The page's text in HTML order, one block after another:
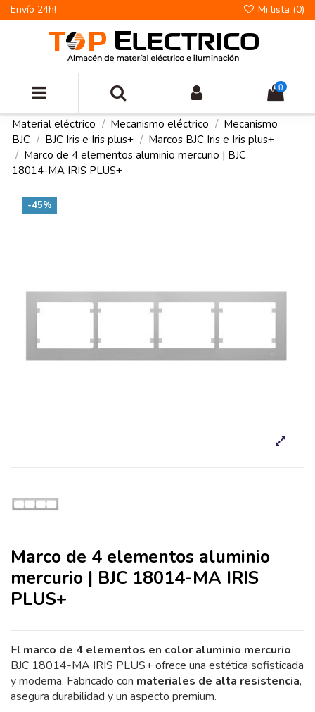
Envío 24h! Mi lista (0)
0
Material eléctrico Mecanismo eléctrico
Mecanismo
BJC
BJC Iris e Iris plus+
Marcos BJC Iris e Iris plus+
Marco de 4 elementos aluminio mercurio | BJC
18014-MA IRIS PLUS+
-45%
Marco de 4 elementos aluminio
mercurio | BJC 18014-MA IRIS
PLUS+
Elmarco de 4 elementos en color aluminio mercurio
BJC 18014-MA IRIS PLUS+ ofrece una estética sofisticada
y moderna. Fabricado con materiales de alta resistencia,
asegura durabilidad y un aspecto premium.